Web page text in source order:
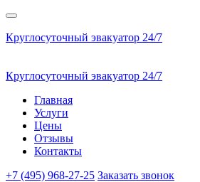
Круглосуточный эвакуатор 24/7
Круглосуточный эвакуатор 24/7
Главная
Услуги
Цены
Отзывы
Контакты
+7 (495) 968-27-25 Заказать звонок